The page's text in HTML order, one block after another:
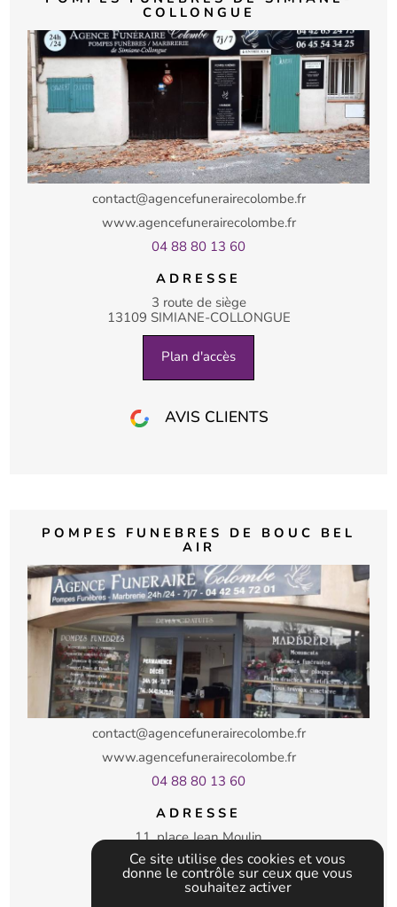
COLLONGUE
contact@agencefunerairecolombe.fr
www.agencefunerairecolombe.fr
04 88 80 13 60
ADRESSE
3 route de siège
13109 SIMIANE-COLLONGUE
Plan d'accès
AVIS CLIENTS
POMPES FUNEBRES DE BOUC BEL
AIR
contact@agencefunerairecolombe.fr
www.agencefunerairecolombe.fr
04 88 80 13 60
ADRESSE
11, place Jean Moulin
13320 BOUC BEL AIR
Plan d'accès
Ce site utilise des cookies et vous
donne le contrôle sur ceux que vous
souhaitez activer